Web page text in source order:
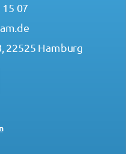
07
22525 Hamburg